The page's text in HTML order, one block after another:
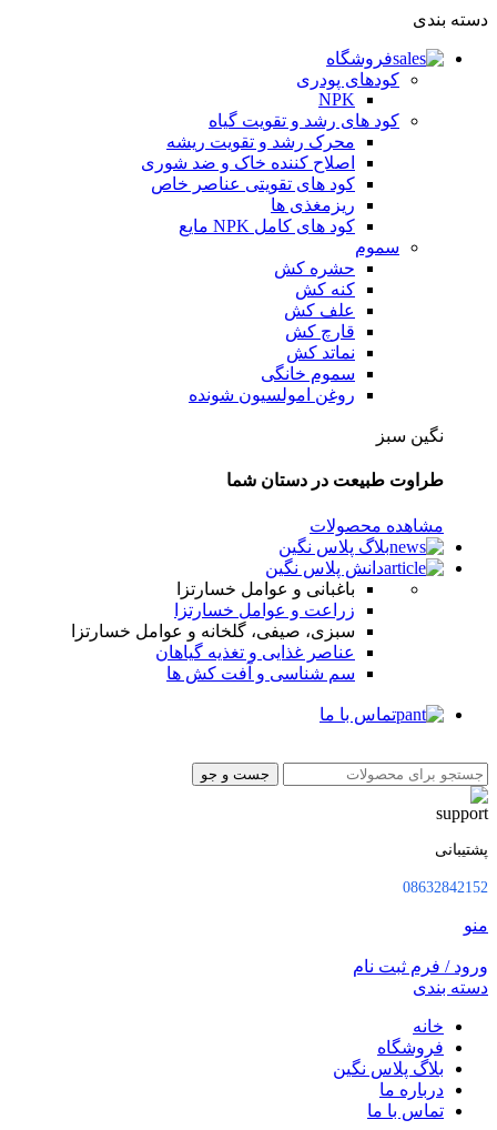
دسته بندی
فروشگاه
کودهای پودری
NPK
کود های رشد و تقویت گیاه
محرک رشد و تقویت ریشه
اصلاح کننده خاک و ضد شوری
کود های تقویتی عناصر خاص
ریزمغذی ها
کود های کامل NPK مایع
سموم
حشره کش
کنه کش
علف کش
قارچ کش
نماتد کش
سموم خانگی
روغن امولسیون شونده
نگین سبز
طراوت طبیعت در دستان شما
مشاهده محصولات
بلاگ پلاس نگین
دانش پلاس نگین
باغبانی و عوامل خسارتزا
زراعت و عوامل خسارتزا
سبزی، صیفی، گلخانه و عوامل خسارتزا
عناصر غذایی و تغذیه گیاهان
سم شناسی و آفت کش ها
تماس با ما
جست و جو
پشتیبانی
08632842152
منو
ورود / فرم ثبت نام
دسته بندی
خانه
فروشگاه
بلاگ پلاس نگین
درباره ما
تماس با ما